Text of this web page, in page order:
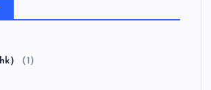
） (1)